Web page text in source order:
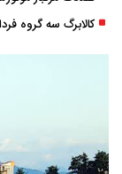
کالابرگ سه گروه